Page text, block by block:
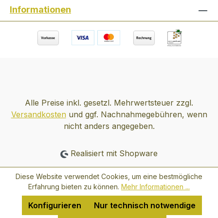
Informationen
Alle Preise inkl. gesetzl. Mehrwertsteuer zzgl.
Versandkostenund ggf. Nachnahmegebühren, wenn
nicht anders angegeben.
Realisiert mit Shopware
Diese Website verwendet Cookies, um eine bestmögliche
Erfahrung bieten zu können. Mehr Informationen ...
Nur technisch notwendige
Konfigurieren